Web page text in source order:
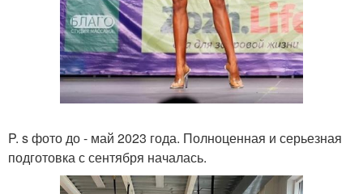
P. s фото до - май 2023 года. Полноценная и серьезная
подготовка с сентября началась.